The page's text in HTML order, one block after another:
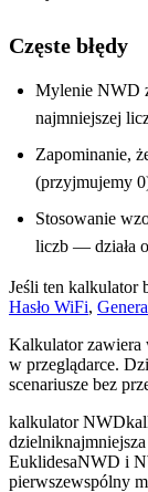
Częste błędy
Mylenie NWD
najmniejszej
Zapominanie,
(przyjmujemy
Stosowanie
liczb — działa
Jeśli ten kalkulator
Hasło WiFi,
Kalkulator zawiera
w przeglądarce.
scenariusze bez
kalkulator NWD
dzielnik
EuklidesaNWD i
pierwszewspólny